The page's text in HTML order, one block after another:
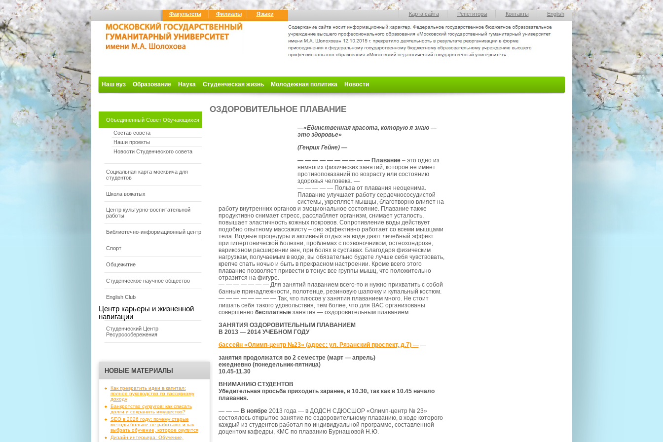
Факультеты Филиалы Языки Карта сайта Репетиторы Контакты English
Наш вуз Образование Наука Студенческая жизнь Молодежная политика Новости
Объединенный Совет Обучающихся
Состав совета
Наши проекты
Новости Студенческого совета
Социальная карта москвича для
студентов
Школа вожатых
Центр культурно-воспитательной
работы
Библиотечно-информационный центр
Спорт
Общежитие
Студенческое научное общество
English Club
Центр карьеры и жизненной
навигации
Студенческий Центр
Ресурсосбережения
НОВЫЕ МАТЕРИАЛЫ
Как превратить идеи в капитал:
полное руководство по пассивному
доходу
Банкротство супругов: как списать
долги и сохранить имущество?
SEO в 2026 году: почему старые
методы больше не работают и как
выбрать обучение, которое окупится
Дизайн интерьера: Обучение,
ОЗДОРОВИТЕЛЬНОЕ ПЛАВАНИЕ
—«Единственная красота, которую я знаю —
это здоровье»
(Генрих Гейне)—
— — — — — — — — — — Плавание – это одно из
немногих физических занятий, которое не имеет
противопоказаний по возрасту или состоянию
здоровья человека. —
— — — — — Польза от плавания неоценима.
Плавание улучшает работу сердечнососудистой
системы, укрепляет мышцы, благотворно влияет на
работу внутренних органов и эмоциональное состояние. Плавание также
продуктивно снимает стресс, расслабляет организм, снимает усталость,
повышает эластичность кожных покровов. Сопротивление воды действует
подобно опытному массажисту – оно эффективно работает со всеми мышцами
тела. Водные процедуры и активный отдых на воде дают лечебный эффект
при гипертонической болезни, проблемах с позвоночником, остеохондрозе,
варикозном расширении вен, при болях в суставах. Благодаря физическим
нагрузкам, получаемым в воде, вы обязательно будете лучше себя чувствовать,
крепче спать ночью и быть в прекрасном настроении. Кроме всего этого
плавание позволяет привести в тонус все группы мышц, что положительно
отразится на фигуре.
— — — — — — — Для занятий плаванием всего-то и нужно прихватить с собой
банные принадлежности, полотенце, резиновую шапочку и купальный костюм.
— — — — — — — — Так, что плюсов у занятия плаванием много. Не стоит
лишать себя такого удовольствия, тем более, что для ВАС организованы
совершенно бесплатныезанятия — оздоровительным плаванием.
ЗАНЯТИЯ ОЗДОРОВИТЕЛЬНЫМ ПЛАВАНИЕМ
В 2013 — 2014 УЧЕБНОМ ГОДУ
бассейн «Олимп-центр №23» (адрес: ул. Рязанский проспект, д.7)——
занятия продолжатся во 2 семестре (март — апрель)
ежедневно (понедельник-пятница)
10.45-11.30
ВНИМАНИЮ СТУДЕНТОВ
Убедительная просьба приходить заранее, в 10.30, так как в 10.45 начало
плавания.
— — — В ноябре2013 года — в ДОДСН СДЮСШОР «Олимп-центр № 23»
состоялось открытое занятие по оздоровительному плаванию, в ходе которого
каждый из студентов работал по индивидуальной программе, составленной
доцентом кафедры, КМС по плаванию Бурнашовой Н.Ю.